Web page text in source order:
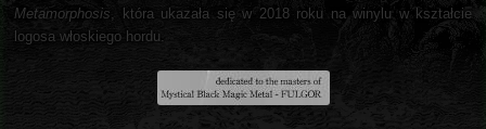
Metamorphosis , która ukazała się w 2018 roku na winylu w kształcie
logosa włoskiego hordu.